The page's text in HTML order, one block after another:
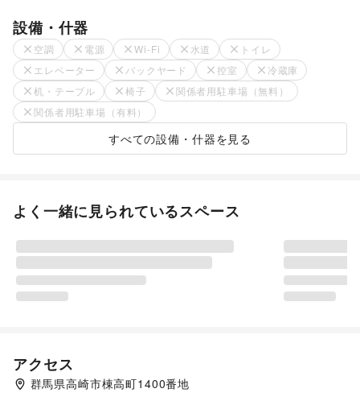
設備・什器
空調 電源 Wi-Fi 水道
トイレ
エレベーター
バックヤード 控室
冷蔵庫
机・テーブル
椅子
関係者用駐車場（無料）
関係者用駐車場（有料）
すべての設備・什器を見る
よく一緒に見られているスペース
アクセス
群馬県高崎市棟高町1400番地